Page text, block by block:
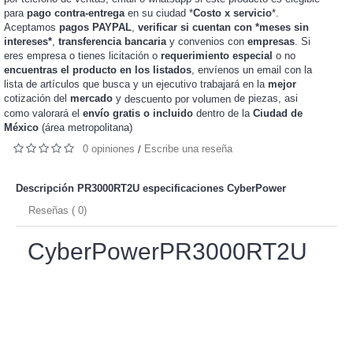
para pago contra-entrega en su ciudad *Costo x servicio*.
Aceptamos pagos PAYPAL verificar si cuentan con *meses sin
intereses* transferencia bancaria y convenios con empresas . Si
eres empresa o tienes licitación o requerimiento especial o no
encuentras el producto en los listados, envíenos un email con la
lista de artículos que busca y un ejecutivo trabajará en la mejor
cotización del mercado y descuento por volumen de piezas, asi
como valorará el envío gratis o incluido dentro de la Ciudad de
México (área metropolitana)
0 opiniones / Escribe una reseña
Descripción PR3000RT2U especificaciones CyberPower
Reseñas ( 0)
CyberPowerPR3000RT2U